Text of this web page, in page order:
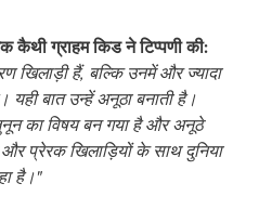
कैथी ग्राहम किड ने टिप्पणी की:
खिलाड़ी हैं, बल्कि उनमें और ज्यादा
बात उन्हें अनूठा बनाती है।
का विषय बन गया है और अनूठे
प्रेरक खिलाड़ियों के साथ दुनिया
है।"